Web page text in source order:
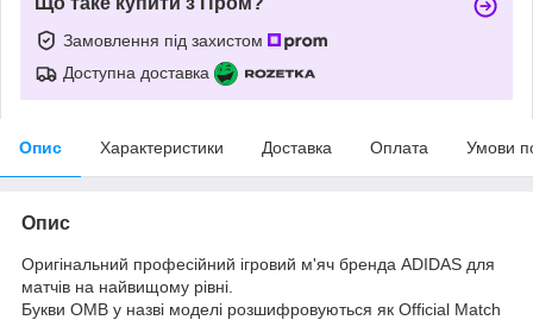
Замовлення під захистом
Доступна доставка
Опис Характеристики Доставка Оплата Умови
Опис
Оригінальний професійний ігровий м'яч бренда ADIDAS для
матчів на найвищому рівні.
Букви OMB у назві моделі розшифровуються як Official Match